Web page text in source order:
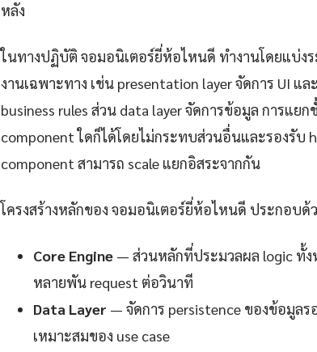
หลัง
ในทางปฏิบัติ จอมอนิเตอร์ยี่ห้อไหนดี ทำงานโดยแบ่
งานเฉพาะทาง เช่น presentation layer จัดการ UI แ
business rules ส่วน data layer จัดการข้อมูล การแ
component ใดก็ได้โดยไม่กระทบส่วนอื่นและรองรับ
component สามารถ scale แยกอิสระจากกัน
โครงสร้างหลักของ จอมอนิเตอร์ยี่ห้อไหนดี ประกอบด้
Core Engine — ส่วนหลักที่ประมวลผล logic ทั้ง
หลายพัน request ต่อวินาที
Data Layer — จัดการ persistence ของข้อมูลร
เหมาะสมของ use case